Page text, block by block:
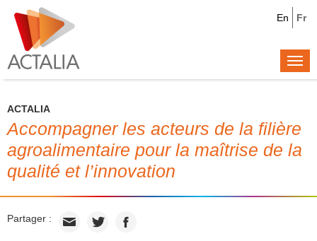
Fr
En
ACTALIA
Accompagner les acteurs de la filière
agroalimentaire pour la maîtrise de la
qualité et l’innovation
Partager :